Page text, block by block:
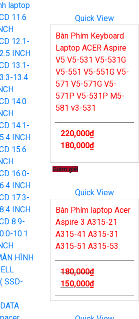
laptop
11.6
12.1-
INCH
13.1-
13.4
14.0
14.1-
INCH
15.6
16.0-
INCH
17.3-
INCH
8.9-
10.1
HÌNH
SSD-
Quick View
Bàn Phím Keyboard
Laptop ACER Aspire
V5 V5-531 V5-531G
V5-551 V5-551G V5-
571 V5-571G V5-
571P V5-531P M5-
581 v3-531
220,000₫
180,000₫
Giảm giá!
Quick View
Bàn Phím laptop Acer
Aspire 3 A315-21
A315-41 A315-31
A315-51 A315-53
180,000₫
150,000₫